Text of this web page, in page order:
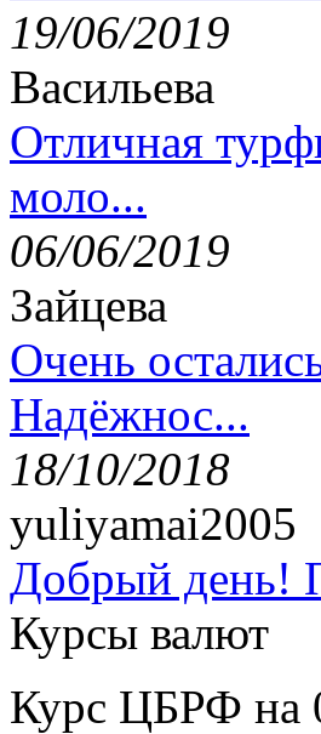
19/06/2019
Васильева
Отличная
моло...
06/06/2019
Зайцева
Очень
Надёжнос...
18/10/2018
yuliyamai2005
Добрый день!
Курсы валют
Курс ЦБРФ на